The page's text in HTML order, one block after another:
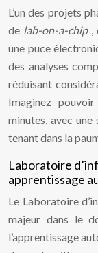
L’un des projets
de lab-on-a-chip ,
une puce
des analyses
réduisant
Imaginez
minutes, avec
tenant dans la
Laboratoire
apprentissage
Le Laboratoire
majeur dans le
l’apprentissage